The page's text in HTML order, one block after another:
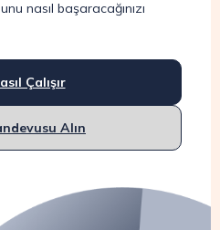
nasıl başaracağınızı
Çalışır
Alın